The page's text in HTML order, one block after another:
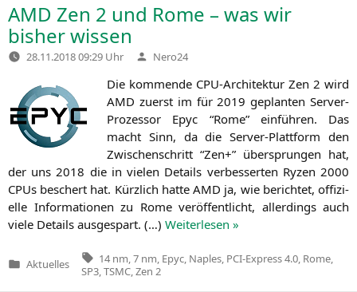
AMD Zen 2 und Rome – was wir
bisher wissen
28.11.2018 09:29 Uhr Verfasst
von
Nero24
Die kom­men­de CPU-Archi­tek­tur Zen 2 wird
AMD zuerst im für 2019 geplan­ten Ser­ver-
Pro­zes­sor Epyc “Rome” ein­füh­ren. Das
macht Sinn, da die Ser­ver-Platt­form den
Zwi­schen­schritt “Zen+” über­sprun­gen hat,
der uns 2018 die in vie­len Details ver­bes­ser­ten Ryzen 2000
CPUs beschert hat. Kürz­lich hat­teAMD ja, wie berich­tet, offi­zi­
el­le Infor­ma­tio­nen zu Rome ver­öf­fent­licht, aller­dings auch
vie­le Details aus­ge­spart. (…) Wei­ter­le­sen »
Veröffentlicht
Aktuelles
Tags:
14 nm 7 nm Epyc Naples PCI-Express 4.0 Rome
SP3, TSMC, Zen 2